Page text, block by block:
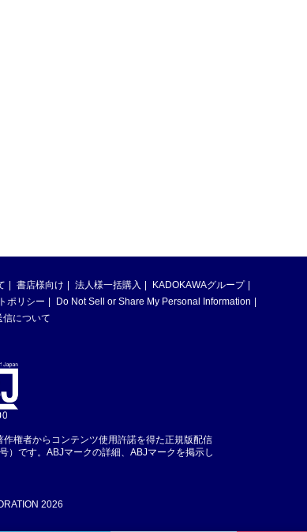
書店様向け 法人様一括購入
KADOKAWAグループ
ポリシー
Do Not Sell or Share My Personal Information
信について
権者からコンテンツ使用許諾を得た正規版配信
）です。ABJマークの詳細、ABJマークを掲示し
2026